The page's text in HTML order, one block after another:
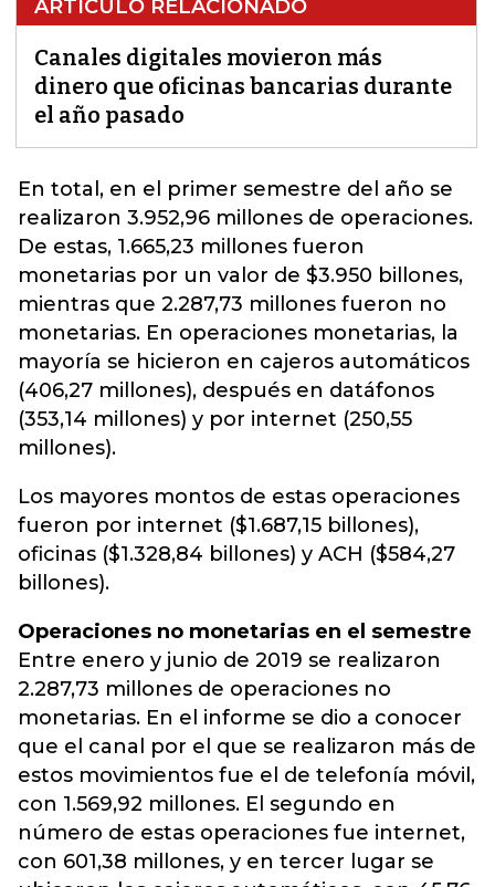
ARTÍCULO RELACIONADO
Canales digitales movieron más
dinero que oficinas bancarias durante
el año pasado
En total, en el primer semestre del año se
realizaron 3.952,96 millones de operaciones.
De estas, 1.665,23 millones fueron
monetarias por un valor de $3.950 billones,
mientras que 2.287,73 millones fueron no
monetarias. En operaciones monetarias, la
mayoría se hicieron en cajeros automáticos
(406,27 millones), después en datáfonos
(353,14 millones) y por internet (250,55
millones).
Los mayores montos de estas operaciones
fueron por internet ($1.687,15 billones),
oficinas ($1.328,84 billones) y ACH ($584,27
billones).
Operaciones no monetarias en el semestre
Entre enero y junio de 2019 se realizaron
2.287,73 millones de operaciones no
monetarias. En el informe se dio a conocer
que el canal por el que se realizaron más de
estos movimientos fue el de telefonía móvil,
con 1.569,92 millones. El segundo en
número de estas operaciones fue internet,
con 601,38 millones, y en tercer lugar se